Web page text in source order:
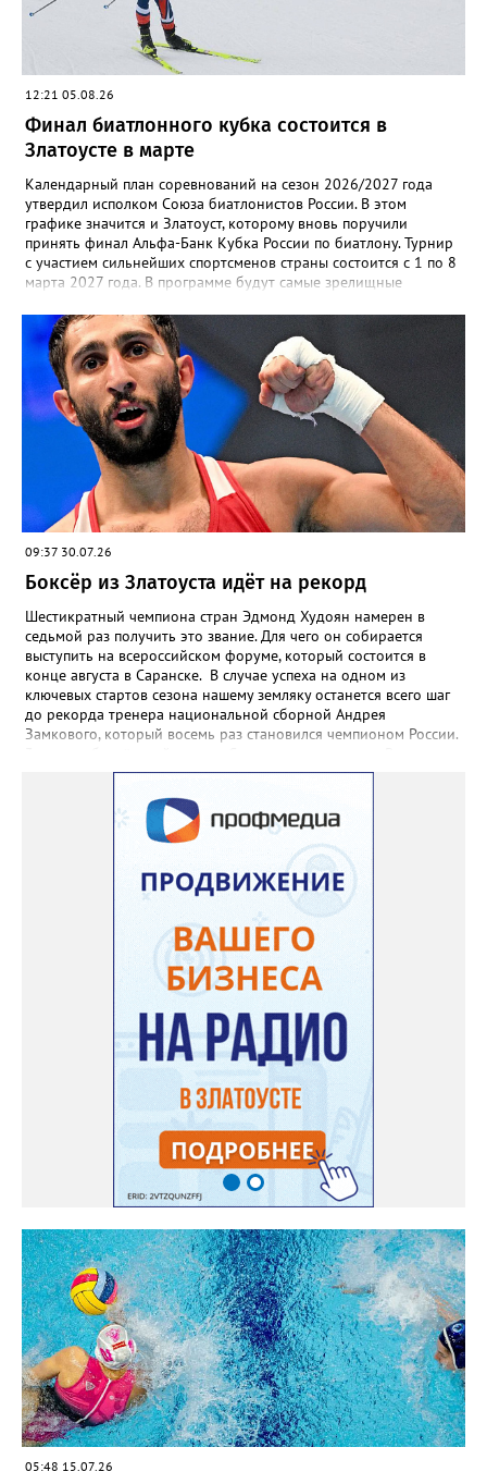
12:21 05.08.26
Финал биатлонного кубка состоится в
Златоусте в марте
Календарный план соревнований на сезон 2026/2027 года
утвердил исполком Союза биатлонистов России. В этом
графике значится и Златоуст, которому вновь поручили
принять финал Альфа-Банк Кубка России по биатлону. Турнир
с участием сильнейших спортсменов страны состоится с 1 по 8
марта 2027 года. В программе будут самые зрелищные
09:37 30.07.26
Боксёр из Златоуста идёт на рекорд
Шестикратный чемпиона стран Эдмонд Худоян намерен в
седьмой раз получить это звание. Для чего он собирается
выступить на всероссийском форуме, который состоится в
конце августа в Саранске. В случае успеха на одном из
ключевых стартов сезона нашему земляку останется всего шаг
до рекорда тренера национальной сборной Андрея
Замкового, который восемь раз становился чемпионом России.
стартует в Челябинске. На ринг ДС «Юность» выйдут как
сильнейшие мужчины, так и женщины — лидеры национальной
сборной. Они разыграют 13 комплектов наград.
05:48 15.07.26